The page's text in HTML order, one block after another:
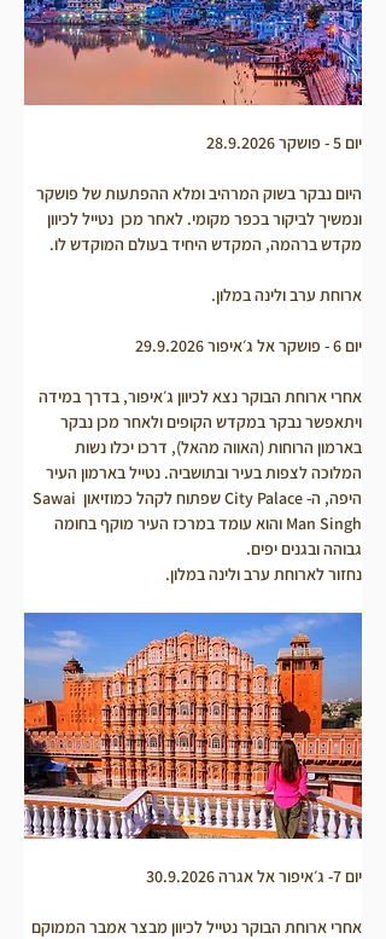
יום 5 - פושקר 28.9.2026
היום נבקר בשוק המרהיב ומלא ההפתעות של פושקר
ונמשיך לביקור בכפר מקומי. לאחר מכן  נטייל לכיוון
מקדש ברהמה, המקדש היחיד בעולם המוקדש לו.
ארוחת ערב ולינה במלון.
יום 6 - פושקר אל ג׳איפור 29.9.2026
אחרי ארוחת הבוקר נצא לכיוון ג׳איפור, בדרך במידה
ויתאפשר נבקר במקדש הקופים ולאחר מכן נבקר
בארמון הרוחות (האווה מהאל), דרכו יכלו נשות
המלוכה לצפות בעיר ובתושביה. נטייל בארמון העיר
היפה, ה- City Palace שפתוח לקהל כמוזיאון Sawai
Man Singh והוא עומד במרכז העיר מוקף בחומה
גבוהה ובגנים יפים.
נחזור לארוחת ערב ולינה במלון.
יום 7- ג׳איפור אל אגרה 30.9.2026
אחרי ארוחת הבוקר נטייל לכיוון מבצר אמבר הממוקם